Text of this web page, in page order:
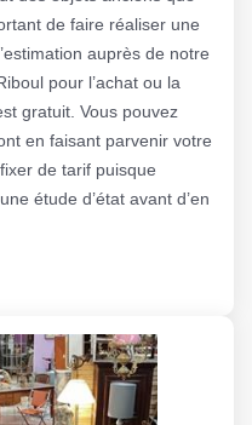
de faire réaliser une
auprès de notre
pour l’achat ou la
gratuit. Vous pouvez
en faisant parvenir votre
de tarif puisque
étude d’état avant d’en